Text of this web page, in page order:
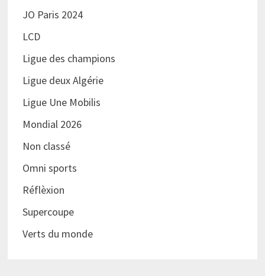
JO Paris 2024
LCD
Ligue des champions
Ligue deux Algérie
Ligue Une Mobilis
Mondial 2026
Non classé
Omni sports
Réflèxion
Supercoupe
Verts du monde